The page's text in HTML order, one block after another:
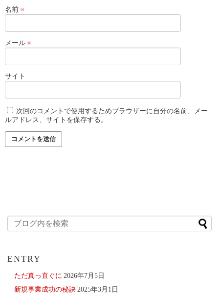
名前 ※
メール ※
サイト
次回のコメントで使用するためブラウザーに自分の名前、メー
ルアドレス、サイトを保存する。
ENTRY
ただ真っ直ぐに 2026年7月5日
新規事業成功の秘訣 2025年3月1日